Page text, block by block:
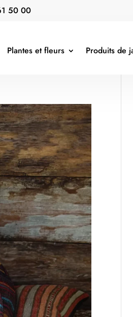
50 00
Plantes et fleurs Produits de